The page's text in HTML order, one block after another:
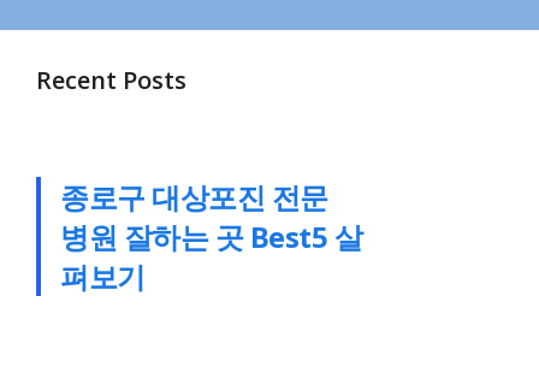
Recent Posts
종로구 대상포진 전문
병원 잘하는 곳 Best5 살
펴보기